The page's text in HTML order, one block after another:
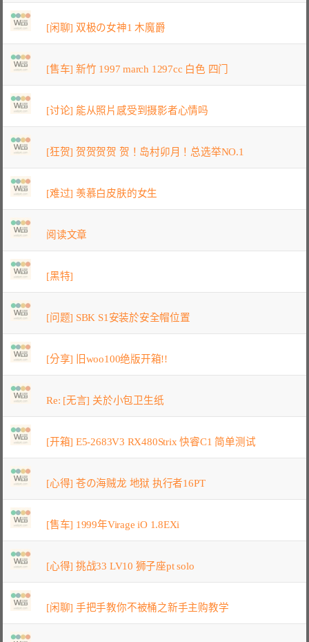
[闲聊] 双极の女神1 木魔爵
[售车] 新竹 1997 march 1297cc 白色 四门
[讨论] 能从照片感受到摄影者心情吗
[狂贺] 贺贺贺贺 贺！岛村卯月！总选举NO.1
[难过] 羡慕白皮肤的女生
阅读文章
[黑特]
[问题] SBK S1安装於安全帽位置
[分享] 旧woo100绝版开箱!!
Re: [无言] 关於小包卫生纸
[开箱] E5-2683V3 RX480Strix 快睿C1 简单测试
[心得] 苍の海贼龙 地狱 执行者16PT
[售车] 1999年Virage iO 1.8EXi
[心得] 挑战33 LV10 狮子座pt solo
[闲聊] 手把手教你不被桶之新手主购教学